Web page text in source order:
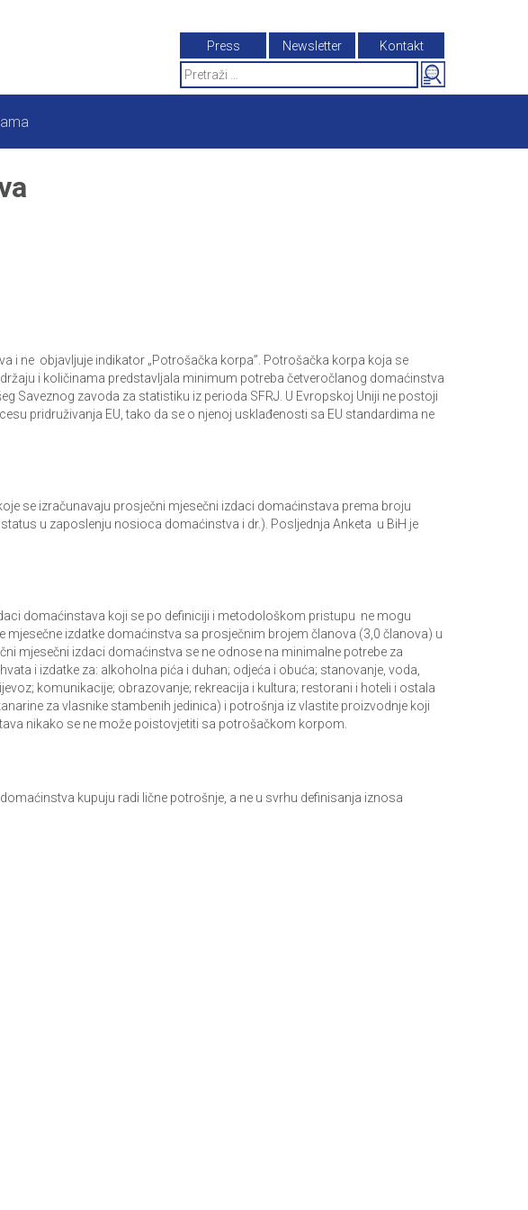
Press Newsletter
Kontakt
Search
for:
i ne objavljuje indikator „Potrošačka korpa”. Potrošačka korpa koja se
i količinama predstavljala minimum potreba četveročlanog domaćinstva
Saveznog zavoda za statistiku iz perioda SFRJ. U Evropskoj Uniji ne postoji
pridruživanja EU, tako da se o njenoj usklađenosti sa EU standardima ne
se izračunavaju prosječni mjesečni izdaci domaćinstava prema broju
u zaposlenju nosioca domaćinstva i dr.). Posljednja Anketa u BiH je
domaćinstava koji se po definiciji i metodološkom pristupu ne mogu
izdatke domaćinstva sa prosječnim brojem članova (3,0 članova) u
mjesečni izdaci domaćinstva se ne odnose na minimalne potrebe za
i izdatke za: alkoholna pića i duhan; odjeća i obuća; stanovanje, voda,
komunikacije; obrazovanje; rekreacija i kultura; restorani i hoteli i ostala
za vlasnike stambenih jedinica) i potrošnja iz vlastite proizvodnje koji
nikako se ne može poistovjetiti sa potrošačkom korpom.
kupuju radi lične potrošnje, a ne u svrhu definisanja iznosa